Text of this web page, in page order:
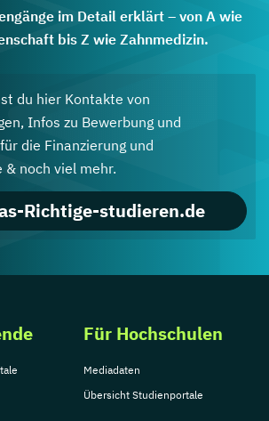
im Detail erklärt – von A wie
bis Z wie Zahnmedizin.
du hier Kontakte von
Infos zu Bewerbung und
die Finanzierung und
& noch viel mehr.
Richtige-studieren.de
Für Hochschulen
Mediadaten
Übersicht Studienportale